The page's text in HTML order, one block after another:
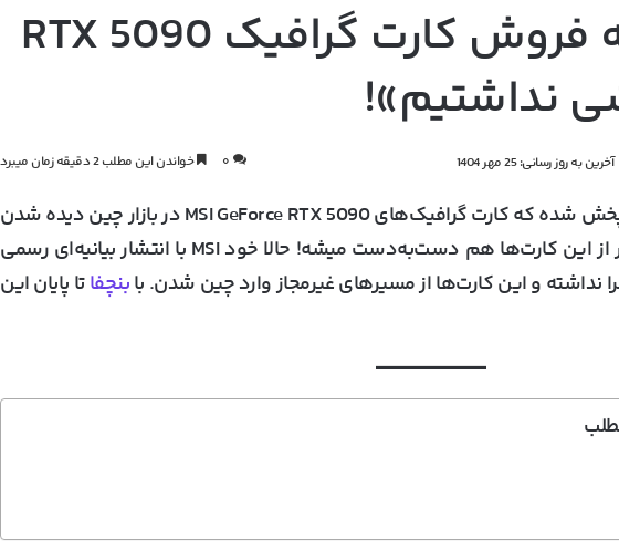
واکنش MSI به فروش کارت گرافیک RTX 5090
نداشتیم»!
آخرین به روز رسانی: 25 مهر 1404 ۰ خواندن این مطلب 2 دقیقه زمان میبرد
پخش شده که کارت گرافیک‌هایMSI GeForce RTX 5090در بازار چین دیده شدن
از این کارت‌ها هم دست‌به‌دست میشه! حالا خودMSI با انتشار بیانیه‌ای رسمی
نداشته و این کارت‌ها از مسیرهای غیرمجاز وارد چین شدن. بابنچفاتا پایان این